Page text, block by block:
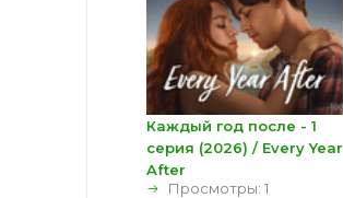
Каждый год после - 1
серия (2026) / Every Year
After
Просмотры: 1